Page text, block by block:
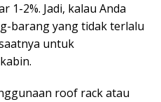
1-2%. Jadi, kalau Anda
barang yang tidak terlalu
untuk
roof rack atau